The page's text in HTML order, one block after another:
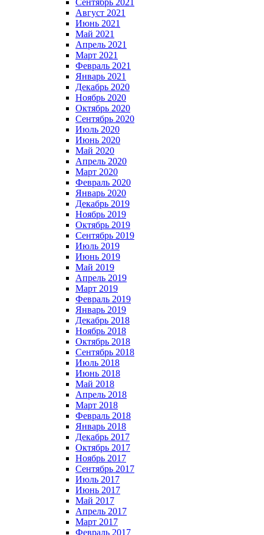
Сентябрь 2021
Август 2021
Июнь 2021
Май 2021
Апрель 2021
Март 2021
Февраль 2021
Январь 2021
Декабрь 2020
Ноябрь 2020
Октябрь 2020
Сентябрь 2020
Июль 2020
Июнь 2020
Май 2020
Апрель 2020
Март 2020
Февраль 2020
Январь 2020
Декабрь 2019
Ноябрь 2019
Октябрь 2019
Сентябрь 2019
Июль 2019
Июнь 2019
Май 2019
Апрель 2019
Март 2019
Февраль 2019
Январь 2019
Декабрь 2018
Ноябрь 2018
Октябрь 2018
Сентябрь 2018
Июль 2018
Июнь 2018
Май 2018
Апрель 2018
Март 2018
Февраль 2018
Январь 2018
Декабрь 2017
Октябрь 2017
Ноябрь 2017
Сентябрь 2017
Июль 2017
Июнь 2017
Май 2017
Апрель 2017
Март 2017
Февраль 2017